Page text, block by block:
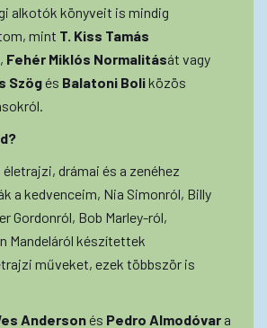
alkotók könyveit is mindig
mint T. Kiss Tamás
Fehér Miklós Normalitását vagy
Szögés Balatoni Boliközös
drámai és a zenéhez
a kedvenceim, Nia Simonról, Billy
Gordonról, Bob Marley-ról,
Mandeláról készítettek
műveket, ezek többször is
Andersonés Pedro Almodóvar a